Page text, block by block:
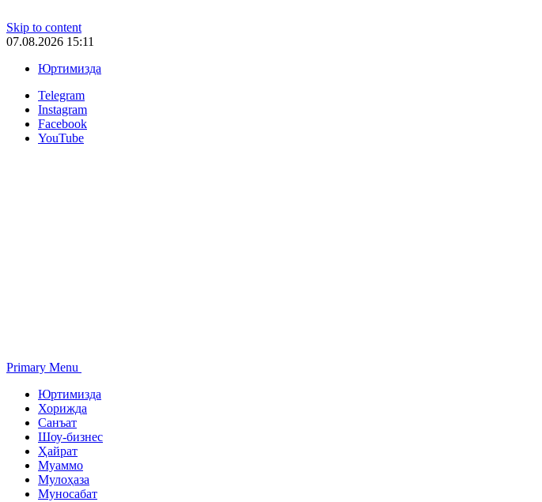
Skip to content
07.08.2026 15:11
Юртимизда
Telegram
Instagram
Facebook
YouTube
Primary Menu
Юртимизда
Хорижда
Санъат
Шоу-бизнес
Ҳайрат
Муаммо
Мулоҳаза
Муносабат